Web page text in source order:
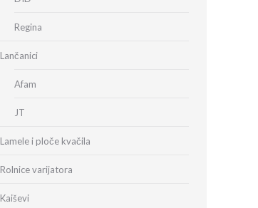
Regina
Lančanici
Afam
JT
Lamele i ploče kvačila
Rolnice varijatora
Kaiševi